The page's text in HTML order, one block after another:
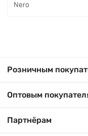
Nero
Розничным
Оптовым
Партнёрам